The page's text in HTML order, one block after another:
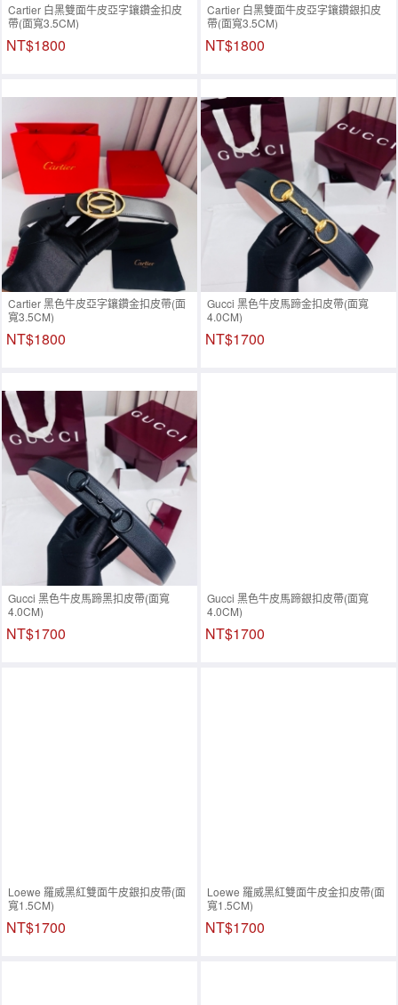
Cartier 白黑雙面牛皮亞字鑲鑽金扣皮
帶(面寬3.5CM)
NT$1800
Cartier 白黑雙面牛皮亞字鑲鑽銀扣皮
帶(面寬3.5CM)
NT$1800
Cartier 黑色牛皮亞字鑲鑽金扣皮帶(面
寬3.5CM)
NT$1800
Gucci 黑色牛皮馬蹄金扣皮帶(面寬
4.0CM)
NT$1700
Gucci 黑色牛皮馬蹄黑扣皮帶(面寬
4.0CM)
NT$1700
Gucci 黑色牛皮馬蹄銀扣皮帶(面寬
4.0CM)
NT$1700
Loewe 羅威黑紅雙面牛皮銀扣皮帶(面
寬1.5CM)
NT$1700
Loewe 羅威黑紅雙面牛皮金扣皮帶(面
寬1.5CM)
NT$1700